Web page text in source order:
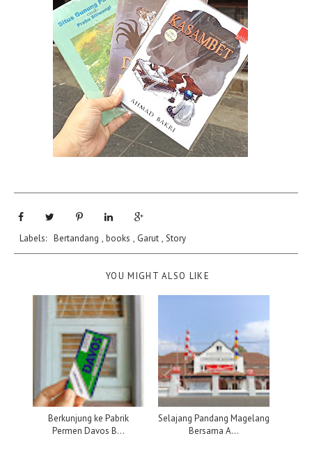
Labels: Bertandang , books , Garut , Story
YOU MIGHT ALSO LIKE
Berkunjung ke Pabrik
Permen Davos B...
Selajang Pandang Magelang
Bersama A...